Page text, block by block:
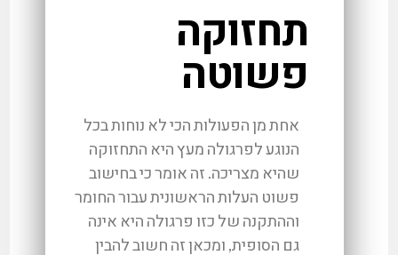
תחזוקה
פשוטה
אחת מן הפעולות הכי לא נוחות בכל
הנוגע לפרגולה מעץ היא התחזוקה
שהיא מצריכה. זה אומר כי בחישוב
פשוט העלות הראשונית עבור החומר
וההתקנה של כזו פרגולה היא אינה
גם הסופית, ומכאן זה חשוב להבין